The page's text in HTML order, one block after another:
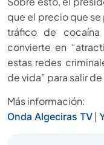
que el precio que se
tráfico de
convierte en
estas redes
de vida” para salir
Más información:
Onda Algeciras TV |